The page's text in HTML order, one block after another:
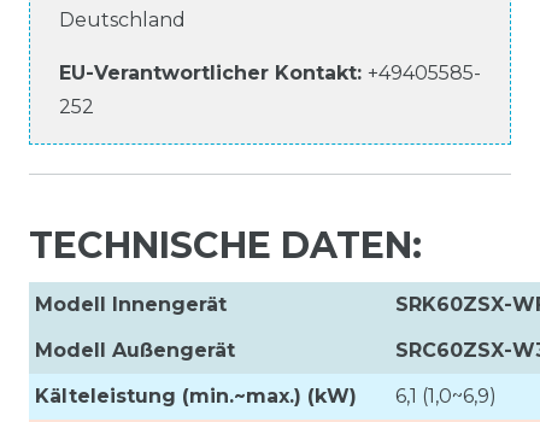
Deutschland
EU-Verantwortlicher Kontakt: +49405585-
252
TECHNISCHE DATEN:
Modell Innengerät
SRK60ZSX-
Modell Außengerät
SRC60ZSX-
Kälteleistung (min.~max.) (kW)
6,1 (1,0~6,9)